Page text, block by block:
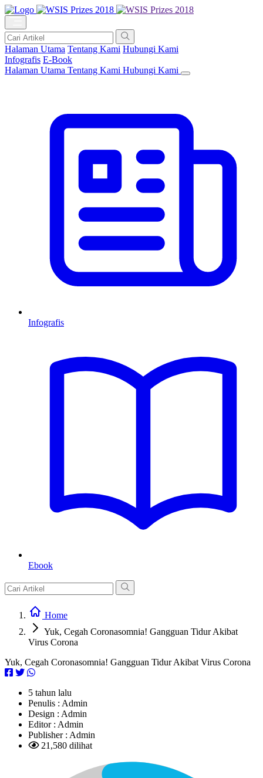
Halaman Utama Tentang Kami Hubungi Kami
Infografis E-Book
Halaman Utama Tentang Kami Hubungi Kami
Infografis
Ebook
Home
Yuk, Cegah Coronasomnia! Gangguan Tidur Akibat
Virus Corona
Yuk, Cegah Coronasomnia! Gangguan Tidur Akibat Virus Corona
5 tahun lalu
Penulis : Admin
Design : Admin
Editor : Admin
Publisher : Admin
21,580 dilihat